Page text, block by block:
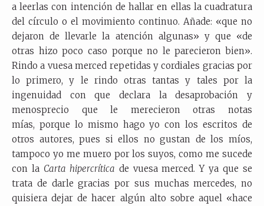
a leerlas con intención de hallar en ellas la cuadratura
del círculo o el movimiento continuo. Añade: «que no
dejaron de llevarle la atención algunas» y que «de
otras hizo poco caso porque no le parecieron bien».
Rindo a vuesa merced repetidas y cordiales gracias por
lo primero, y le rindo otras tantas y tales por la
ingenuidad con que declara la desaprobación y
menosprecio que le merecieron otras notas
mías, porque lo mismo hago yo con los escritos de
otros autores, pues si ellos no gustan de los míos,
tampoco yo me muero por los suyos, como me sucede
con la Carta hipercrítica de vuesa merced. Y ya que se
trata de darle gracias por sus muchas mercedes, no
quisiera dejar de hacer algún alto sobre aquel «hace